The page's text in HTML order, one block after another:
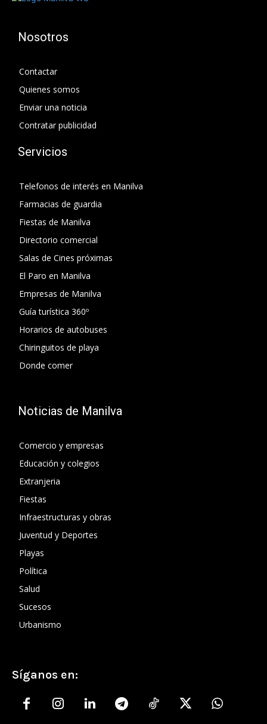
Nosotros
Contactar
Quienes somos
Enviar una noticia
Contratar publicidad
Servicios
Telefonos de interés en Manilva
Farmacias de guardia
Fiestas de Manilva
Directorio comercial
Salas de Cines próximas
El Paro en Manilva
Empresas de Manilva
Guía turística 360º
Horarios de autobuses
Chiringuitos de playa
Donde comer
Noticias de Manilva
Comercio y empresas
Educación y colegios
Extranjeria
Fiestas
Infraestructuras y obras
Juventud y Deportes
Playas
Política
Salud
Sucesos
Urbanismo
Síganos en: